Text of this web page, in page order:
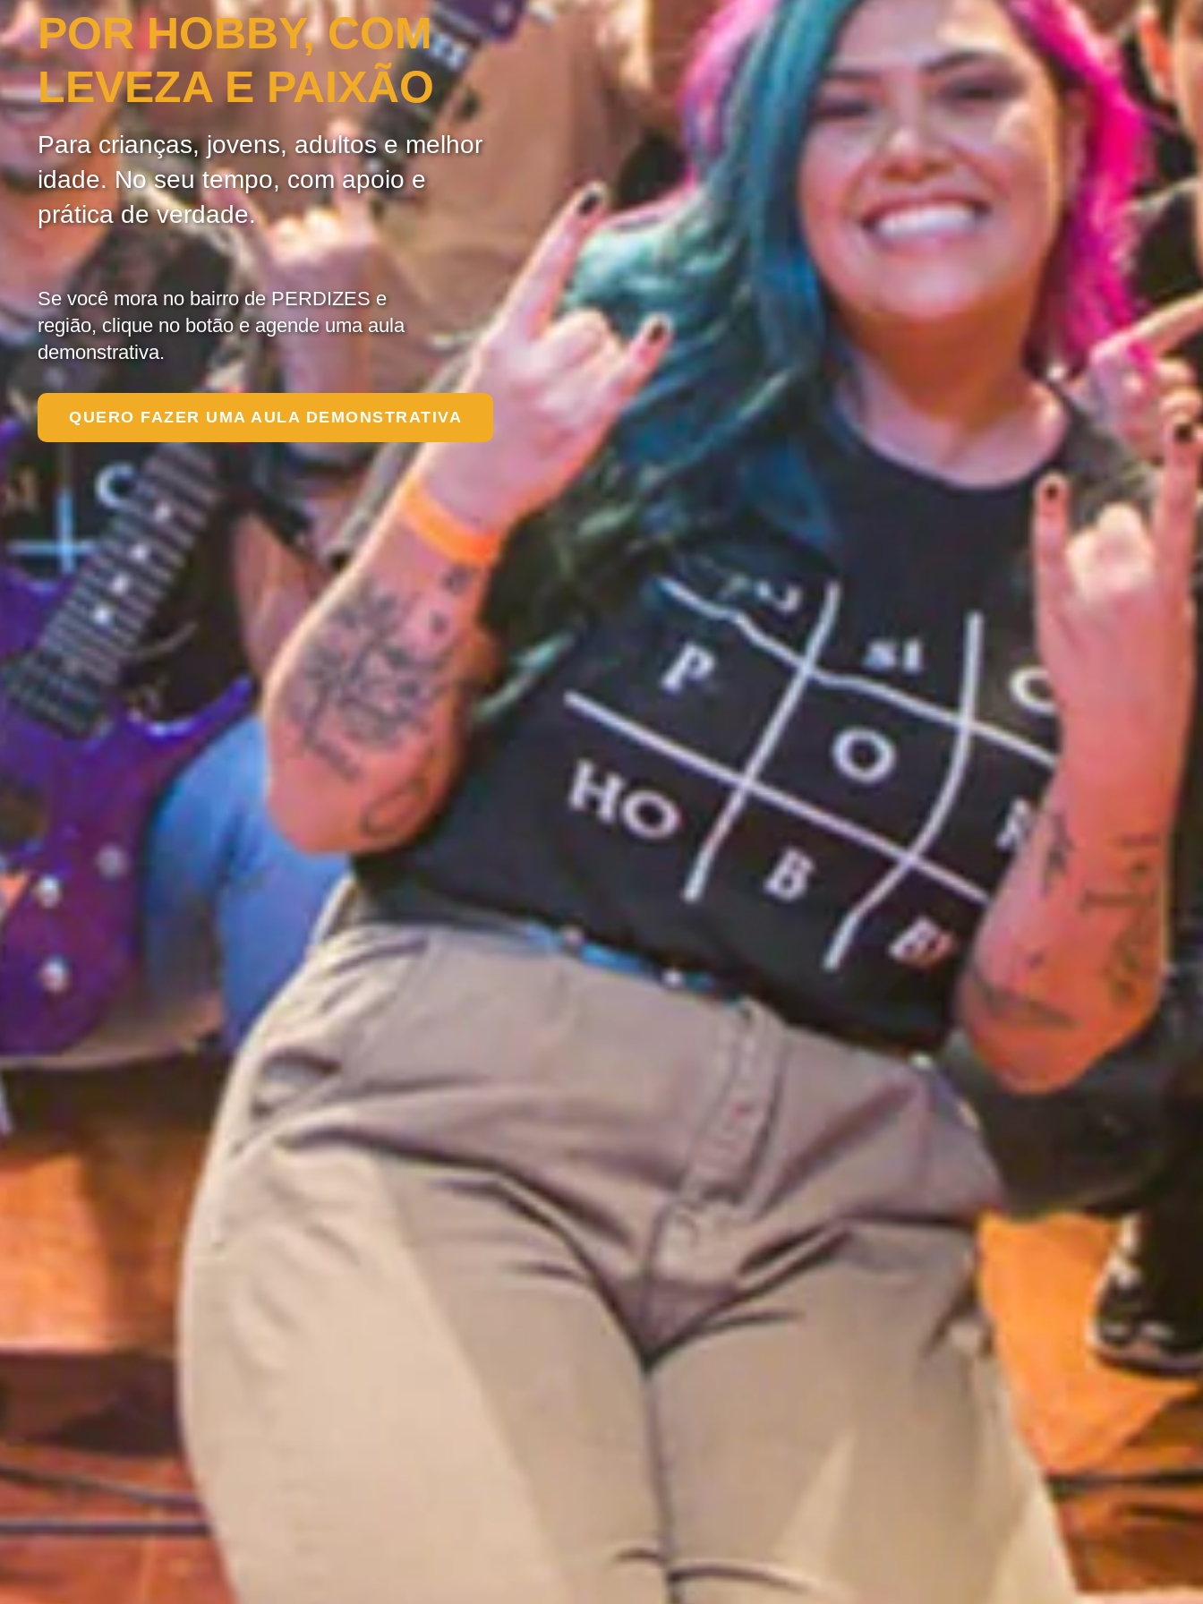
POR HOBBY, COM
LEVEZA E PAIXÃO
Para crianças, jovens, adultos e melhor
idade. No seu tempo, com apoio e
prática de verdade.
Se você mora no bairro de PERDIZES e
região, clique no botão e agende uma aula
demonstrativa.
QUERO FAZER UMA AULA DEMONSTRATIVA